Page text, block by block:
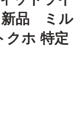
品 ミル
クホ 特定